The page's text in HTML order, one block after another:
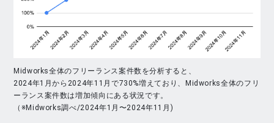
Midworks全体のフリーランス案件数を分析すると、
2024年1月から2024年11月で730%増えており、Midworks全体のフリ
ーランス案件数は増加傾向にある状況です。
（※Midworks調べ/2024年1月〜2024年11月)